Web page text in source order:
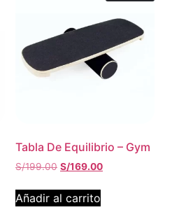
Tabla De Equilibrio – Gym
S/199.00 S/169.00
Añadir al carrito